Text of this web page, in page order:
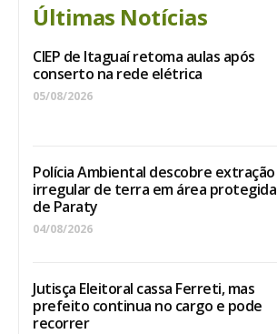
Últimas Notícias
CIEP de Itaguaí retoma aulas após
conserto na rede elétrica
05/08/2026
Polícia Ambiental descobre extração
irregular de terra em área protegida
de Paraty
04/08/2026
Jutisça Eleitoral cassa Ferreti, mas
prefeito continua no cargo e pode
recorrer